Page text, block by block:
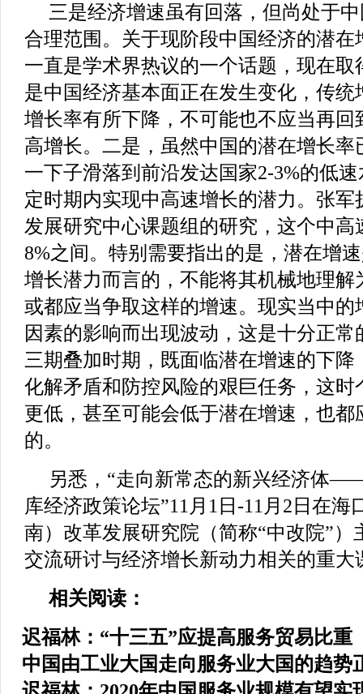
三是经济增速虽有回落，但尚处于
合理范围。关于现阶段中国经济的潜在
一直是学术界热议的一个话题，现在
是中国经济基本面正在发生变化，传
增长率有所下降，不可能也不应当再回
高增长。二是，虽然中国的潜在增长
一下子滑落到前沿发达国家2-3%的低
定时期内实现中高速增长的潜力。张
发展研究中心课题组的研究，这个中高
8%之间。特别需要指出的是，潜在增
增长潜力而言的，不能将其机械地理解
或都应当争取这样的增速。现实当中的
因素的影响而出现波动，这是十分正
三期叠加时期，既面临潜在增速的下
化解矛盾和防控风险的艰巨任务，这时
更低，甚至可能会低于潜在增速，也都
的。
另悉，“走向新常态的新兴经济体
库经济政策论坛”11月1日-11月2日在海
南）改革发展研究院（简称“中改院”）
交流研讨与经济增长新动力相关的重大
相关阅读：
迟福林：“十三五”应提高服务贸易比重
中国由工业大国走向服务业大国的趋势